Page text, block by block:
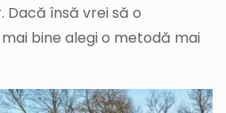
Dacă însă vrei să o
bine alegi o metodă mai